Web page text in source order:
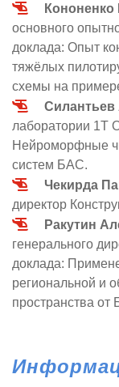
Кононенко
основного
доклада: Опыт
тяжёлых
схемы на
Силантьев
лаборатории 1Т
Нейроморфные
систем БАС.
Чекирда
директор
Ракутин
генерального
доклада:
региональной и
пространства